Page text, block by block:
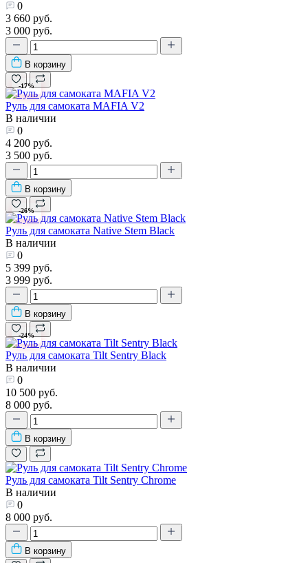
0
3 660 руб.
3 000 руб.
В корзину
-17%
Руль для самоката MAFIA V2
В наличии
0
4 200 руб.
3 500 руб.
В корзину
-26%
Руль для самоката Native Stem Black
В наличии
0
5 399 руб.
3 999 руб.
В корзину
-24%
Руль для самоката Tilt Sentry Black
В наличии
0
10 500 руб.
8 000 руб.
В корзину
Руль для самоката Tilt Sentry Chrome
В наличии
0
8 000 руб.
В корзину